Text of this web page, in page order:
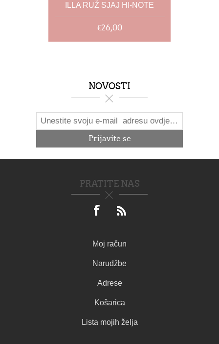
ILLA RUŽ SJAJ HI-NOTE
€26,00
NOVOSTI
PRATITE NAS
Moj račun
Narudžbe
Adrese
Košarica
Lista mojih želja